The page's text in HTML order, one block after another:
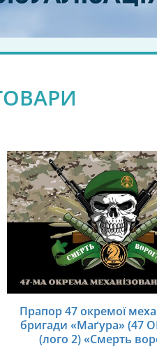
Прапор 47 окремої
бригади «Маґура» (47
(лого 2) «Смерть